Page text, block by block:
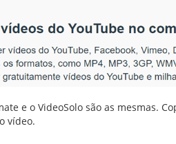
e o VideoSolo são as mesmas.
vídeo.